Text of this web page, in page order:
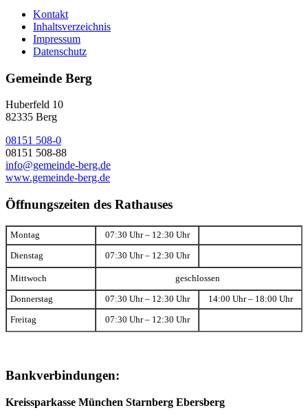
Kontakt
Inhaltsverzeichnis
Impressum
Datenschutz
Gemeinde Berg
Huberfeld 10
82335 Berg
08151 508-0
08151 508-88
info@gemeinde-berg.de
www.gemeinde-berg.de
Öffnungszeiten des Rathauses
Montag 07:30 Uhr – 12:30 Uhr
Dienstag 07:30 Uhr – 12:30 Uhr
Mittwoch geschlossen
Donnerstag 07:30 Uhr – 12:30 Uhr 14:00 Uhr – 18:00 Uhr
Freitag 07:30 Uhr – 12:30 Uhr
Bankverbindungen:
Kreissparkasse München Starnberg Ebersberg